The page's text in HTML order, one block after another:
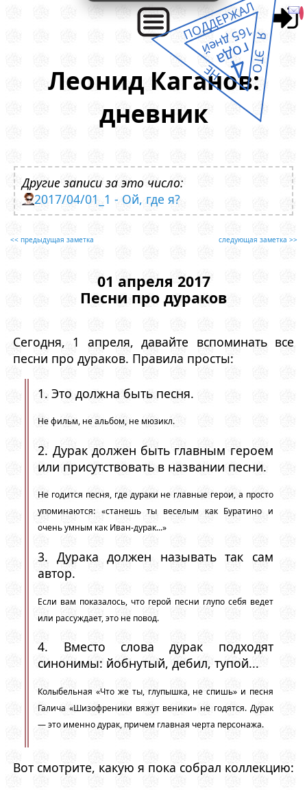
Леонид Каганов:
дневник
Другие записи за это число:
2017/04/01_1 - Ой, где я?
<< предыдущая заметка следующая заметка >>
01 апреля 2017
Песни про дураков
Сегодня, 1 апреля, давайте вспоминать все
песни про дураков. Правила просты:
1. Это должна быть песня.
Не фильм, не альбом, не мюзикл.
2. Дурак должен быть главным героем
или присутствовать в названии песни.
Не годится песня, где дураки не главные герои, а просто
упоминаются: «станешь ты веселым как Буратино и
очень умным как Иван-дурак...»
3. Дурака должен называть так сам
автор.
Если вам показалось, что герой песни глупо себя ведет
или рассуждает, это не повод.
4. Вместо слова дурак подходят
синонимы: йобнутый, дебил, тупой...
Колыбельная «Что же ты, глупышка, не спишь» и песня
Галича «Шизофреники вяжут веники» не годятся. Дурак
— это именно дурак, причем главная черта персонажа.
Вот смотрите, какую я пока собрал коллекцию:
Я ЭТО
НЕ
ПОДДЕРЖАЛ
4
года
165 дней